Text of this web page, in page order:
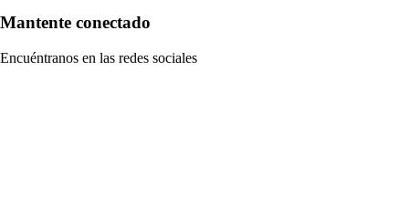
Mantente conectado
Encuéntranos en las redes sociales